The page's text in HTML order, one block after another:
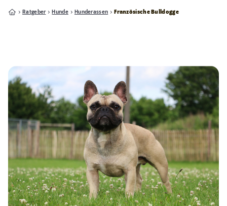
Ratgeber Hunde Hunderassen Französische Bulldogge